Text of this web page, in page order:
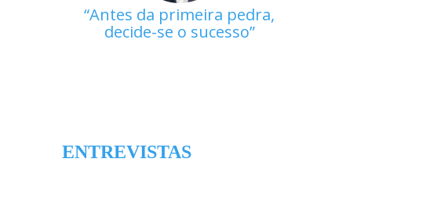
Antes da primeira pedra,
decide-se o sucesso
ENTREVISTAS